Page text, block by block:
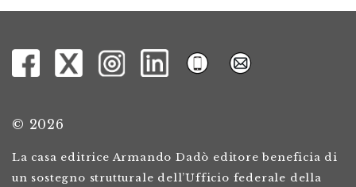
© 2026
La casa editrice Armando Dadò editore beneficia di
un sostegno strutturale dell’Ufficio federale della